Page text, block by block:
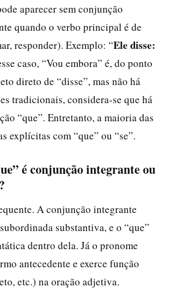
aparecer sem conjunção
quando o verbo principal é de
responder). Exemplo: “Ele disse:
caso, “Vou embora” é, do ponto
direto de “disse”, mas não há
tradicionais, considera-se que há
“que”. Entretanto, a maioria das
explícitas com “que” ou “se”.
é conjunção integrante ou
A conjunção integrante
substantiva, e o “que”
dentro dela. Já o pronome
antecedente e exerce função
etc.) na oração adjetiva.